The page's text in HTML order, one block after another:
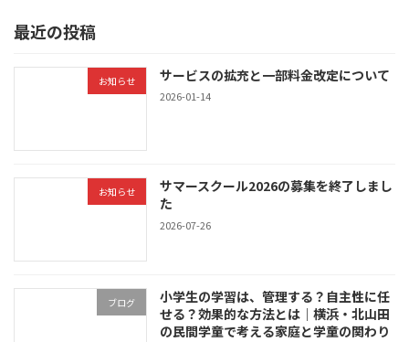
最近の投稿
お知らせ サービスの拡充と一部料金改定について
2026-01-14
お知らせ
サマースクール2026の募集を終了しまし
た
2026-07-26
ブログ
小学生の学習は、管理する？自主性に任
せる？効果的な方法とは｜横浜・北山田
の民間学童で考える家庭と学童の関わり